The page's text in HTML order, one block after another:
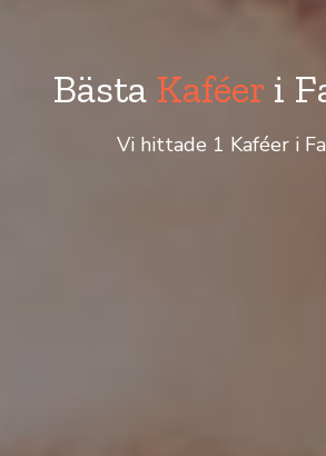
Bästa Kaféeri
Vi hittade 1 Kaféer i